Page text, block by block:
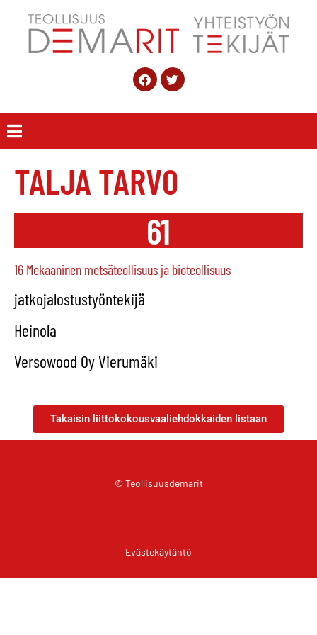
TALJA TARVO
61
16 Mekaaninen metsäteollisuus ja bioteollisuus
jatkojalostustyöntekijä
Heinola
Versowood Oy Vierumäki
Takaisin liittokokousvaaliehdokkaiden listaan
© Teollisuusdemarit
Evästekäytäntö